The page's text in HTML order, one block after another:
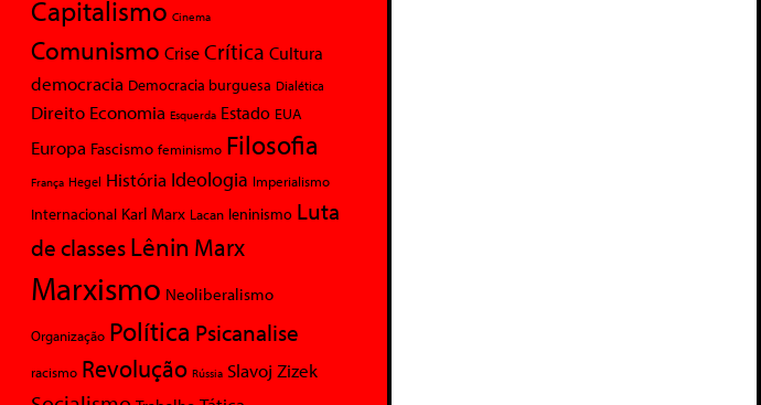
Capitalismo Cinema
Comunismo Crise Crítica Cultura
democracia Democracia burguesa Dialética
Direito Economia Esquerda Estado EUA
Europa Fascismo feminismo Filosofia
França Hegel História Ideologia Imperialismo
Internacional Karl Marx Lacan leninismo Luta
de classesLênin Marx
Marxismo Neoliberalismo
Organização Política Psicanalise
racismo Revolução Rússia Slavoj Zizek